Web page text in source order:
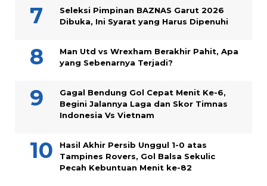
Seleksi Pimpinan BAZNAS Garut 2026
Dibuka, Ini Syarat yang Harus Dipenuhi
Man Utd vs Wrexham Berakhir Pahit, Apa
yang Sebenarnya Terjadi?
Gagal Bendung Gol Cepat Menit Ke-6,
Begini Jalannya Laga dan Skor Timnas
Indonesia Vs Vietnam
Hasil Akhir Persib Unggul 1-0 atas
Tampines Rovers, Gol Balsa Sekulic
Pecah Kebuntuan Menit ke-82